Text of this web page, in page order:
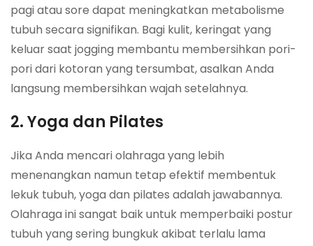
pagi atau sore dapat meningkatkan metabolisme
tubuh secara signifikan. Bagi kulit, keringat yang
keluar saat jogging membantu membersihkan pori-
pori dari kotoran yang tersumbat, asalkan Anda
langsung membersihkan wajah setelahnya.
2. Yoga dan Pilates
Jika Anda mencari olahraga yang lebih
menenangkan namun tetap efektif membentuk
lekuk tubuh, yoga dan pilates adalah jawabannya.
Olahraga ini sangat baik untuk memperbaiki postur
tubuh yang sering bungkuk akibat terlalu lama